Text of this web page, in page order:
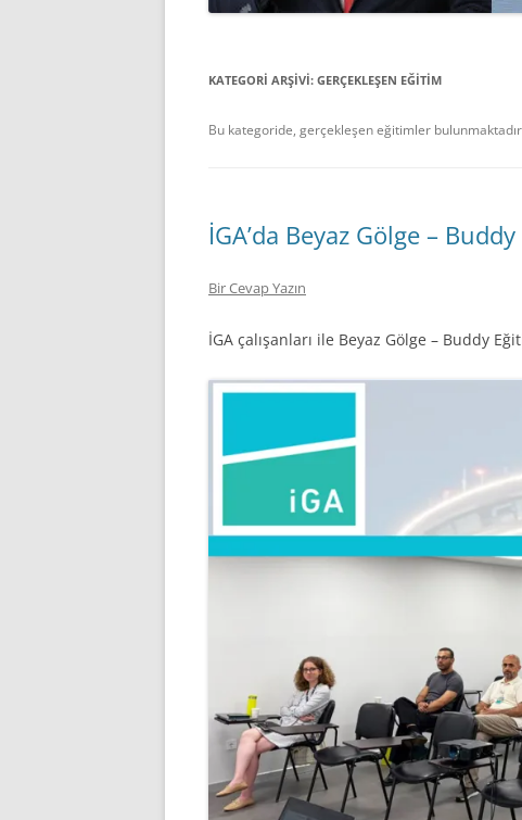
KATEGORI ARŞIVI: GERÇEKLEŞEN EĞITIM
Bu kategoride, gerçekleşen eğitimler
İGA’da Beyaz Gölge –
Bir Cevap Yazın
İGA çalışanları ile Beyaz Gölge – Buddy